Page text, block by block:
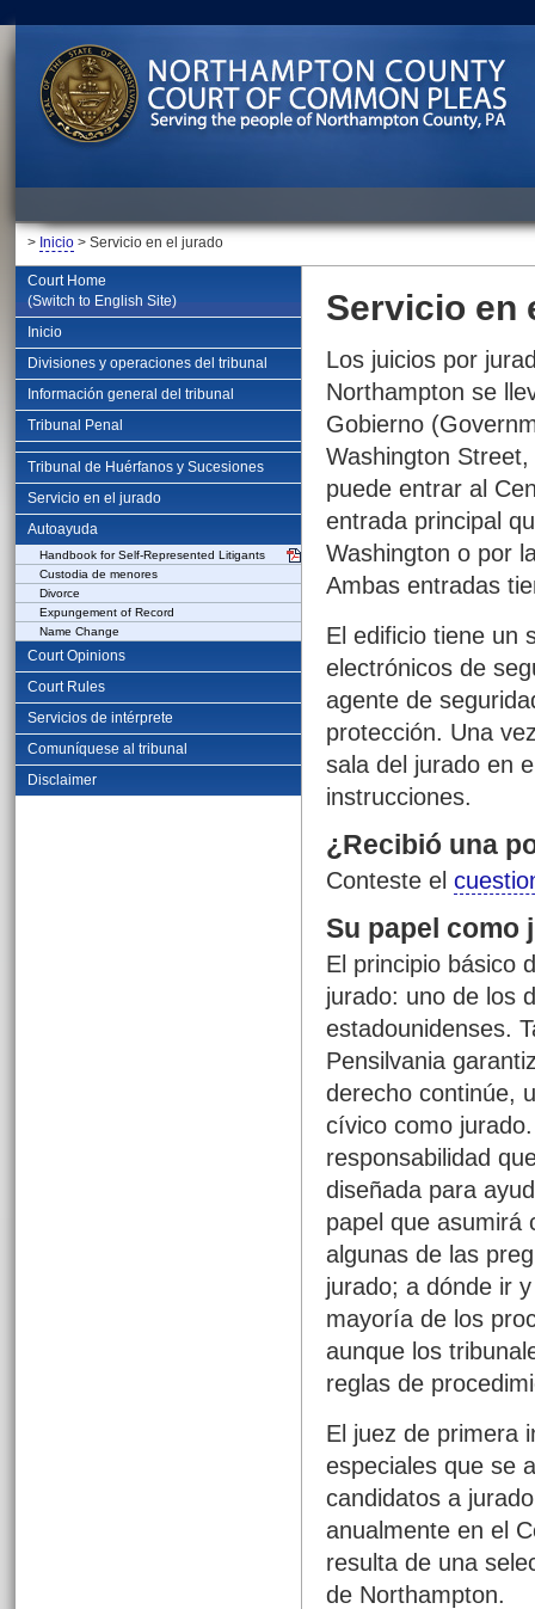
> Inicio > Servicio en el jurado
Court Home
(Switch to English Site)
Inicio
Divisiones y operaciones del tribunal
Información general del tribunal
Tribunal Penal
Tribunal de Huérfanos y Sucesiones
Servicio en el jurado
Autoayuda
Handbook for Self-Represented Litigants
Custodia de menores
Divorce
Expungement of Record
Name Change
Court Opinions
Court Rules
Servicios de intérprete
Comuníquese al tribunal
Disclaimer
Servicio en
Los juicios por
Northampton se
Gobierno
Washington
puede entrar al
entrada principal
Washington o por
Ambas entradas
El edificio tiene un
electrónicos de
agente de
protección. Una
sala del jurado en
instrucciones.
¿Recibió una
Conteste el
Su papel como
El principio básico
jurado: uno de los
estadounidenses.
Pensilvania
derecho continúe,
cívico como
responsabilidad
diseñada para
papel que asumirá
algunas de las
jurado; a dónde ir
mayoría de los
aunque los
reglas de
El juez de primera
especiales que se
candidatos a
anualmente en el
resulta de una
de Northampton.